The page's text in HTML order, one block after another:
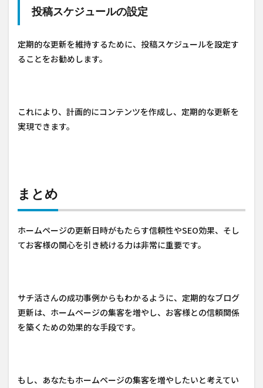
投稿スケジュールの設定
定期的な更新を維持するために、投稿スケジュールを設定す
ることをお勧めします。
これにより、計画的にコンテンツを作成し、定期的な更新を
実現できます。
まとめ
ホームページの更新日時がもたらす信頼性やSEO効果、そし
てお客様の関心を引き続ける力は非常に重要です。
サチ活さんの成功事例からもわかるように、定期的なブログ
更新は、ホームページの集客を増やし、お客様との信頼関係
を築くための効果的な手段です。
もし、あなたもホームページの集客を増やしたいと考えてい